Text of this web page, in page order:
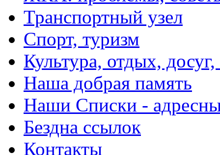
Транспортный узел
Спорт, туризм
Культура, отдых,
Наша добрая память
Наши Списки -
Бездна ссылок
Контакты